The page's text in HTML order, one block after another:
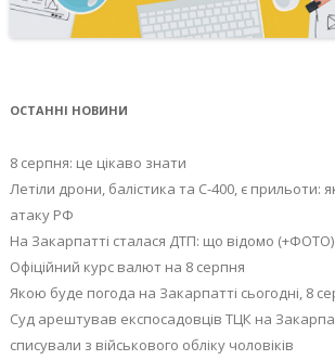
ОСТАННІ НОВИНИ
8 серпня: це цікаво знати
Летіли дрони, балістика та С-400, є прильоти:
атаку РФ
На Закарпатті сталася ДТП: що відомо (+ФОТО)
Офіційний курс валют на 8 серпня
Якою буде погода на Закарпатті сьогодні, 8
Суд арештував експосадовців ТЦК на
списували з військового обліку чоловіків